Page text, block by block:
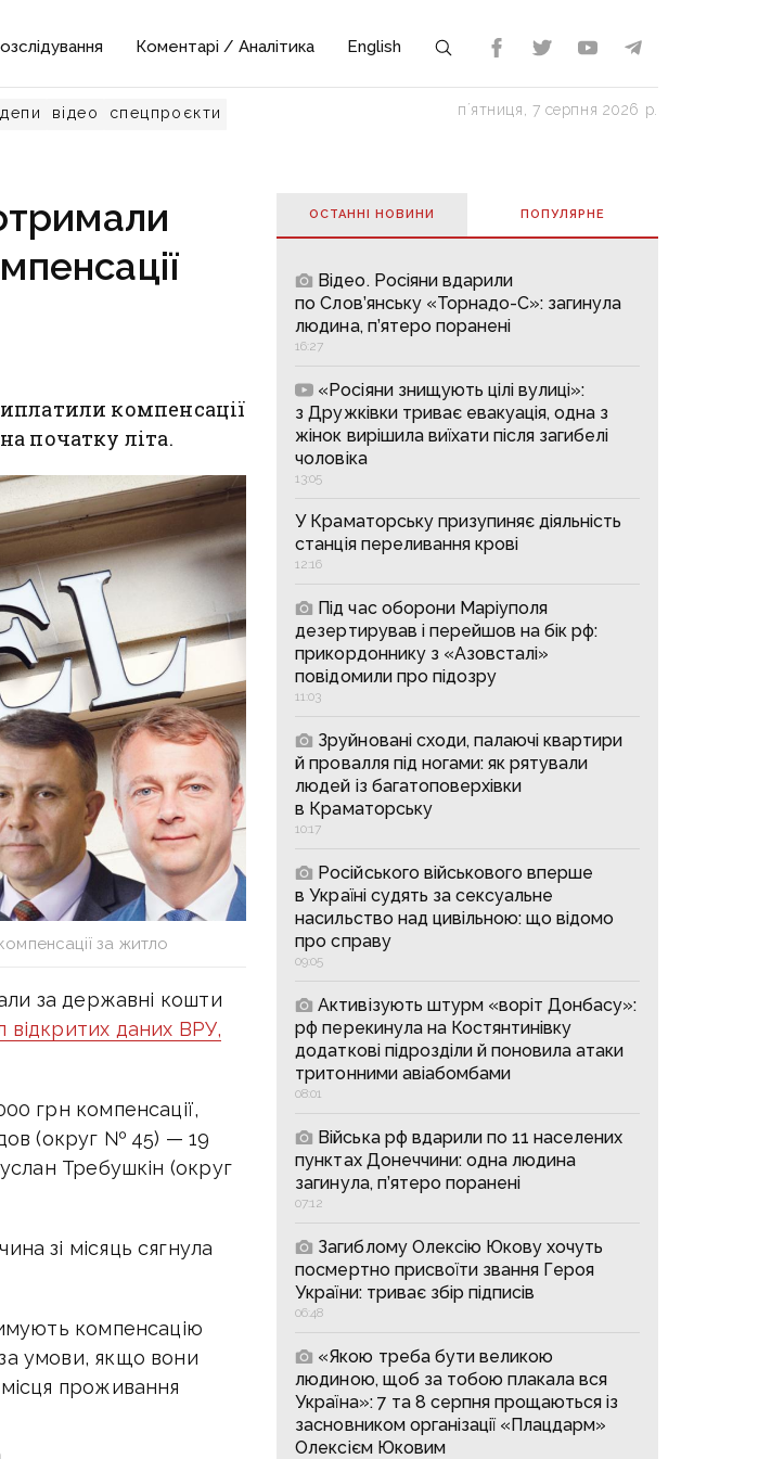
Коментарі / Аналітика English
відео спецпроєкти пʼятниця, 7 серпня 2026 р.
компенсації
початку літа.
за житло
за державні кошти
відкритих даних ВРУ,
грн компенсації,
(округ № 45) — 19
Требушкін (округ
зі місяць сягнула
компенсацію
умови, якщо вони
проживання
ОСТАННІ НОВИНИ ПОПУЛЯРНE
Відео. Росіяни вдарили
по Слов’янську «Торнадо-С»: загинула
людина, п’ятеро поранені
16:27
«Росіяни знищують цілі вулиці»:
з Дружківки триває евакуація, одна з
жінок вирішила виїхати після загибелі
чоловіка
13:05
У Краматорську призупиняє діяльність
станція переливання крові
12:16
Під час оборони Маріуполя
дезертирував і перейшов на бік рф:
прикордоннику з «Азовсталі»
повідомили про підозру
11:03
Зруйновані сходи, палаючі квартири
й провалля під ногами: як рятували
людей із багатоповерхівки
в Краматорську
10:17
Російського військового вперше
в Україні судять за сексуальне
насильство над цивільною: що відомо
про справу
09:05
Активізують штурм «воріт Донбасу»:
рф перекинула на Костянтинівку
додаткові підрозділи й поновила атаки
тритонними авіабомбами
08:01
Війська рф вдарили по 11 населених
пунктах Донеччини: одна людина
загинула, п’ятеро поранені
07:12
Загиблому Олексію Юкову хочуть
посмертно присвоїти звання Героя
України: триває збір підписів
06:48
«Якою треба бути великою
людиною, щоб за тобою плакала вся
Україна»: 7 та 8 серпня прощаються із
засновником організації «Плацдарм»
Олексієм Юковим